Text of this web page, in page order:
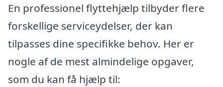
En professionel flyttehjælp tilbyder flere
forskellige serviceydelser, der kan
tilpasses dine specifikke behov. Her er
nogle af de mest almindelige opgaver,
som du kan få hjælp til: